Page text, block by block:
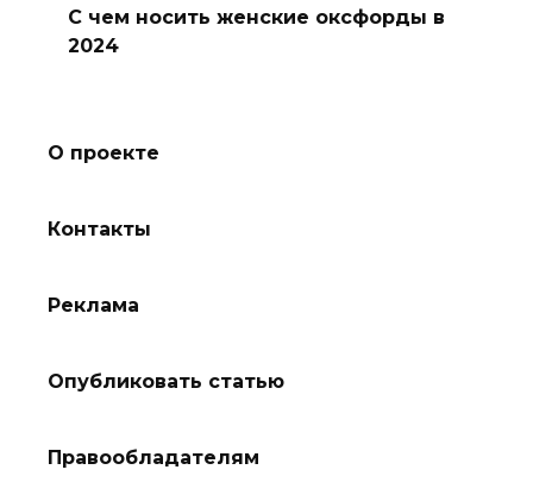
С чем носить женские оксфорды в
2024
О проекте
Контакты
Реклама
Опубликовать статью
Правообладателям